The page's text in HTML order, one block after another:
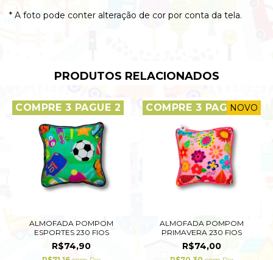
* A foto pode conter alteração de cor por conta da tela.
PRODUTOS RELACIONADOS
COMPRE 3 PAGUE 2
ALMOFADA POMPOM
ESPORTES 230 FIOS
R$74,90
COMPRE 3 PAGUE 2
NOVO
ALMOFADA POMPOM
PRIMAVERA 230 FIOS
R$74,00